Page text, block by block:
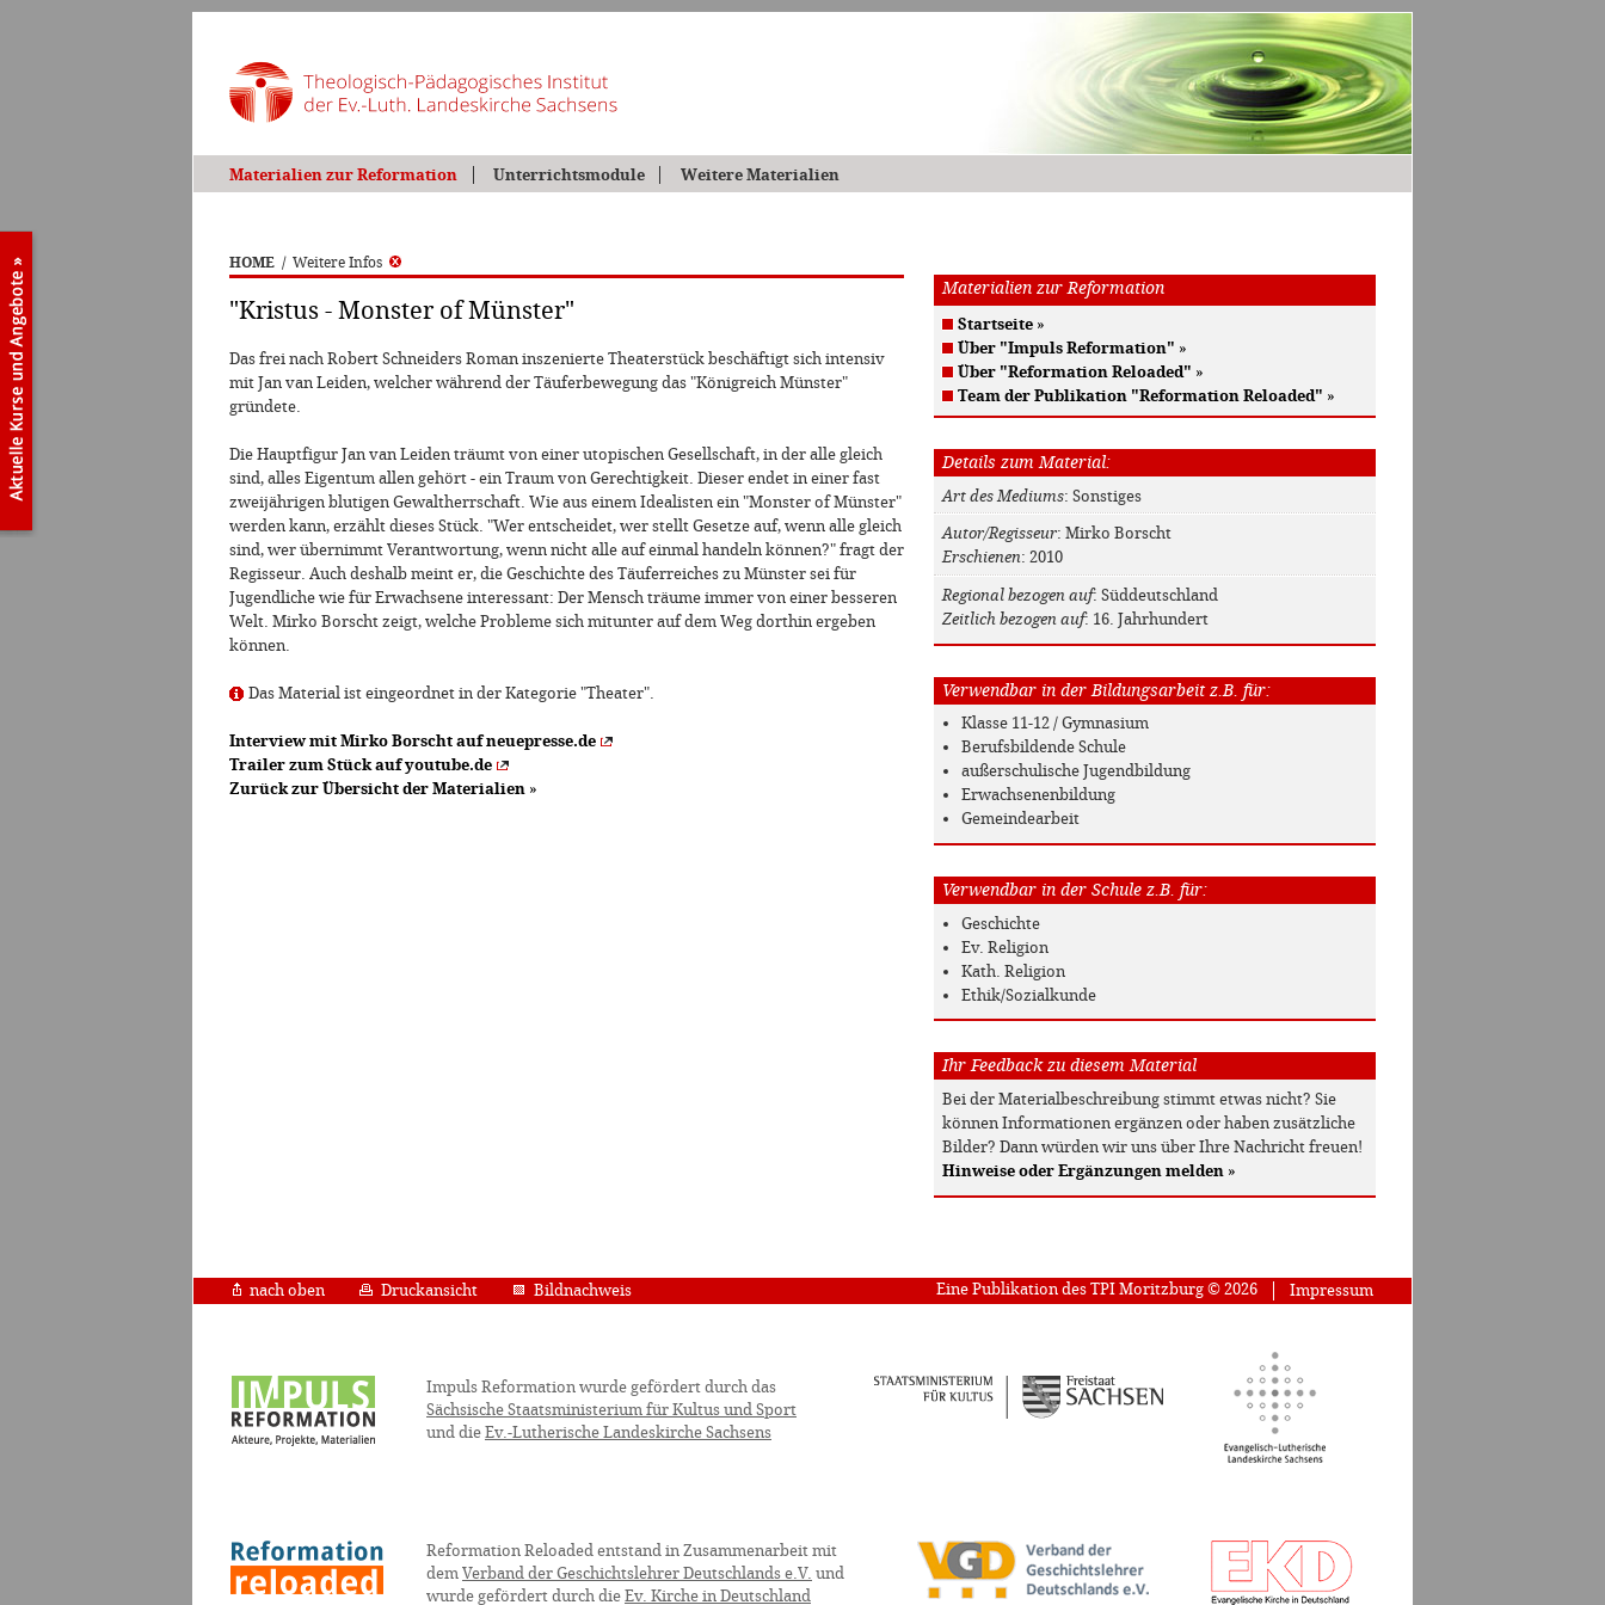
Materialien zur Reformation Unterrichtsmodule Weitere Materialien
HOME / Weitere Infos
"Kristus - Monster of Münster"
Das frei nach Robert Schneiders Roman inszenierte Theaterstück beschäftigt sich intensiv
mit Jan van Leiden, welcher während der Täuferbewegung das "Königreich Münster"
gründete.
Die Hauptfigur Jan van Leiden träumt von einer utopischen Gesellschaft, in der alle gleich
sind, alles Eigentum allen gehört - ein Traum von Gerechtigkeit. Dieser endet in einer fast
zweijährigen blutigen Gewaltherrschaft. Wie aus einem Idealisten ein "Monster of Münster"
werden kann, erzählt dieses Stück. "Wer entscheidet, wer stellt Gesetze auf, wenn alle gleich
sind, wer übernimmt Verantwortung, wenn nicht alle auf einmal handeln können?" fragt der
Regisseur. Auch deshalb meint er, die Geschichte des Täuferreiches zu Münster sei für
Jugendliche wie für Erwachsene interessant: Der Mensch träume immer von einer besseren
Welt. Mirko Borscht zeigt, welche Probleme sich mitunter auf dem Weg dorthin ergeben
können.
Das Material ist eingeordnet in der Kategorie "Theater".
Interview mit Mirko Borscht auf neuepresse.de
Trailer zum Stück auf youtube.de
Zurück zur Übersicht der Materialien »
Materialien zur Reformation
Startseite »
Über "Impuls Reformation" »
Über "Reformation Reloaded" »
Team der Publikation "Reformation Reloaded" »
Details zum Material:
Art des Mediums: Sonstiges
Autor/Regisseur: Mirko Borscht
Erschienen: 2010
Regional bezogen auf: Süddeutschland
Zeitlich bezogen auf: 16. Jahrhundert
Verwendbar in der Bildungsarbeit z.B. für:
Klasse 11-12 / Gymnasium
Berufsbildende Schule
außerschulische Jugendbildung
Erwachsenenbildung
Gemeindearbeit
Verwendbar in der Schule z.B. für:
Geschichte
Ev. Religion
Kath. Religion
Ethik/Sozialkunde
Ihr Feedback zu diesem Material
Bei der Materialbeschreibung stimmt etwas nicht? Sie
können Informationen ergänzen oder haben zusätzliche
Bilder? Dann würden wir uns über Ihre Nachricht freuen!
Hinweise oder Ergänzungen melden »
Impressum
Eine Publikation des TPI Moritzburg © 2026
nach oben Druckansicht Bildnachweis
Impuls Reformation wurde gefördert durch das
Sächsische Staatsministerium für Kultus und Sport
und die Ev.-Lutherische Landeskirche Sachsens
Reformation Reloaded entstand in Zusammenarbeit mit
dem Verband der Geschichtslehrer Deutschlands e.V. und
wurde gefördert durch die Ev. Kirche in Deutschland